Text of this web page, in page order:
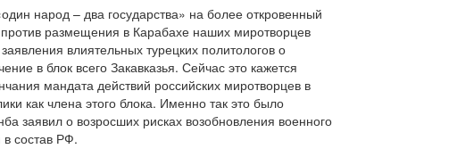
народ – два государства» на более откровенный
размещения в Карабахе наших миротворцев
влиятельных турецких политологов о
в блок всего Закавказья. Сейчас это кажется
мандата действий российских миротворцев в
как члена этого блока. Именно так это было
заявил о возросших рисках возобновления военного
состав РФ.